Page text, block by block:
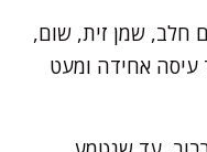
חלב, שמן זית, שום,
עיסה אחידה ומעט